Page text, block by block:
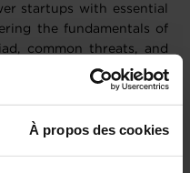
À propos des cookies
startups with essential
the fundamentals of
common threats, and
key legal compliance
going through real-life
participants will gain
digital assets. The